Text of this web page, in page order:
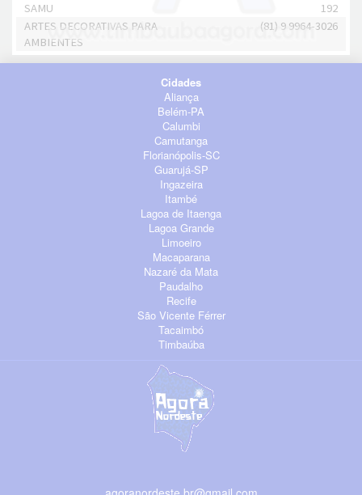
SAMU
192
ARTES DECORATIVAS PARA
AMBIENTES
(81) 9 9964-3026
Cidades
Aliança
Belém-PA
Calumbi
Camutanga
Florianópolis-SC
Guarujá-SP
Ingazeira
Itambé
Lagoa de Itaenga
Lagoa Grande
Limoeiro
Macaparana
Nazaré da Mata
Paudalho
Recife
São Vicente Férrer
Tacaimbó
Timbaúba